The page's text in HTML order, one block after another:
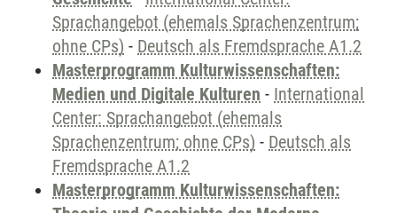
Sprachangebot (ehemals Sprachenzentrum;
ohne CPs) - Deutsch als Fremdsprache A1.2
Masterprogramm Kulturwissenschaften:
Medien und Digitale Kulturen - International
Center: Sprachangebot (ehemals
Sprachenzentrum; ohne CPs) - Deutsch als
Fremdsprache A1.2
Masterprogramm Kulturwissenschaften: